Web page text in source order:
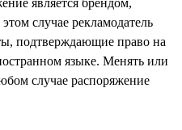
случае рекламодатель
подтверждающие право на
языке. Менять или
случае распоряжение